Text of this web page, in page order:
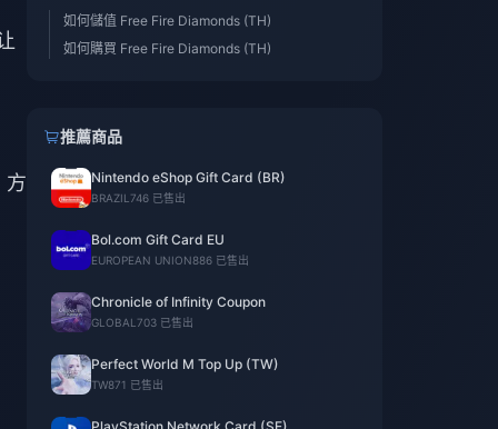
方
如何儲值 Free Fire Diamonds (TH)
如何購買 Free Fire Diamonds (TH)
推薦商品
Nintendo eShop Gift Card (BR)
BRAZIL 746 已售出
Bol.com Gift Card EU
EUROPEAN UNION886 已售出
Chronicle of Infinity Coupon
GLOBAL 703 已售出
Perfect World M Top Up (TW)
TW871 已售出